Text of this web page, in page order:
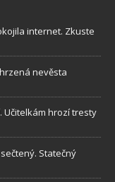
internet. Zkuste
nevěsta
Učitelkám hrozí tresty
Statečný